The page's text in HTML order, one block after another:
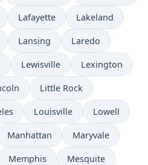
Lafayette Lakeland
Lansing Laredo
Lewisville Lexington
Little Rock
Louisville Lowell
Manhattan Maryvale
Memphis Mesquite